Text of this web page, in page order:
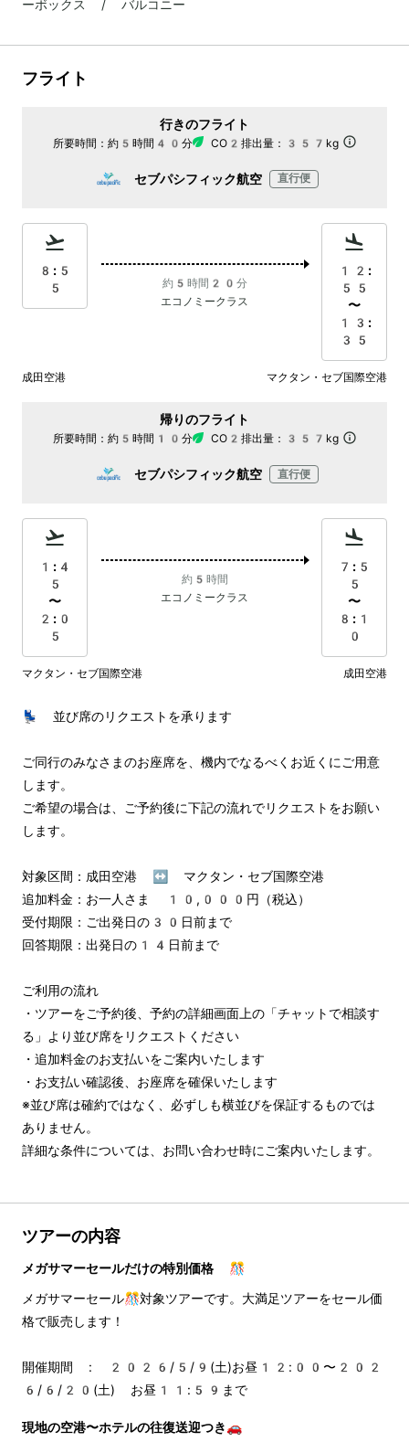
ーボックス / バルコニー
フライト
行きのフライト
所要時間： 約5時間40分 CO2排出量： 357kg
セブパシフィック航空 直行便
8:5
5
約5時間20分
エコノミークラス
12:
55
〜
13:
35
成田空港 マクタン・セブ国際空港
帰りのフライト
所要時間： 約5時間10分 CO2排出量： 357kg
セブパシフィック航空 直行便
1:4
5
〜
2:0
5
約5時間
エコノミークラス
7:5
5
〜
8:1
0
マクタン・セブ国際空港 成田空港
💺 並び席のリクエストを承ります
ご同行のみなさまのお座席を、機内でなるべくお近くにご用意
します。
ご希望の場合は、ご予約後に下記の流れでリクエストをお願い
します。
対象区間：成田空港 ↔︎ マクタン・セブ国際空港
追加料金：お一人さま 10,000円（税込）
受付期限：ご出発日の30日前まで
回答期限：出発日の14日前まで
ご利用の流れ
・ツアーをご予約後、予約の詳細画面上の「チャットで相談す
る」より並び席をリクエストください
・追加料金のお支払いをご案内いたします
・お支払い確認後、お座席を確保いたします
※並び席は確約ではなく、必ずしも横並びを保証するものでは
ありません。
詳細な条件については、お問い合わせ時にご案内いたします。
ツアーの内容
メガサマーセールだけの特別価格 🎊
メガサマーセール🎊対象ツアーです。大満足ツアーをセール価
格で販売します！
開催期間 : 2026/5/9(土)お昼12:00〜202
6/6/20(土) お昼11:59まで
現地の空港〜ホテルの往復送迎つき🚗